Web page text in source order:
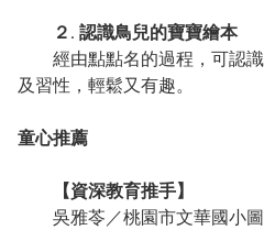
２. 認識鳥兒的寶寶繪本
經由點點名的過程，可認識
及習性，輕鬆又有趣。
童心推薦
【資深教育推手】
吳雅苓／桃園市文華國小圖